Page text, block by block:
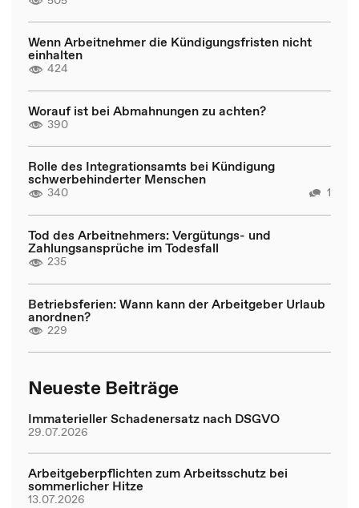
Wenn Arbeitnehmer die Kündigungsfristen nicht
einhalten
424
Worauf ist bei Abmahnungen zu achten?
390
Rolle des Integrationsamts bei Kündigung
schwerbehinderter Menschen
340 1
Tod des Arbeitnehmers: Vergütungs- und
Zahlungsansprüche im Todesfall
235
Betriebsferien: Wann kann der Arbeitgeber Urlaub
anordnen?
229
Neueste Beiträge
Immaterieller Schadenersatz nach DSGVO
29.07.2026
Arbeitgeberpflichten zum Arbeitsschutz bei
sommerlicher Hitze
13.07.2026